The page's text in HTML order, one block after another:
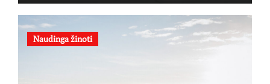
Naudinga žinoti